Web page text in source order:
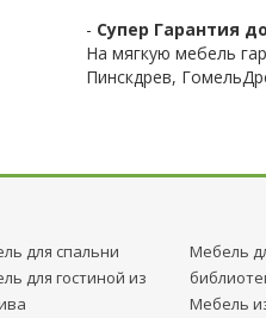
- Супер Гарантия
На мягкую мебель
Пинскдрев,
для спальни
для гостиной из
Мебель
Мебель